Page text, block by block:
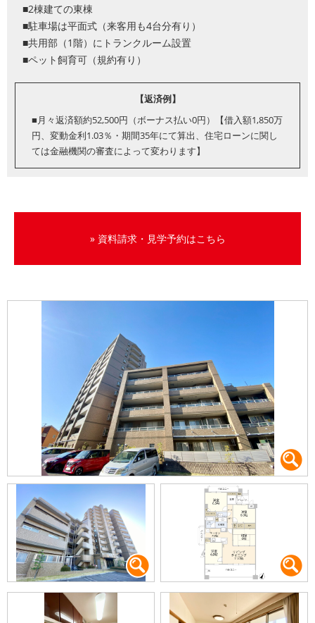
■2棟建ての東棟
■駐車場は平面式（来客用も4台分有り）
■共用部（1階）にトランクルーム設置
■ペット飼育可（規約有り）
【返済例】
■月々返済額約52,500円（ボーナス払い0円）【借入額1,850万
円、変動金利1.03％・期間35年にて算出、住宅ローンに関し
ては金融機関の審査によって変わります】
» 資料請求・見学予約はこちら